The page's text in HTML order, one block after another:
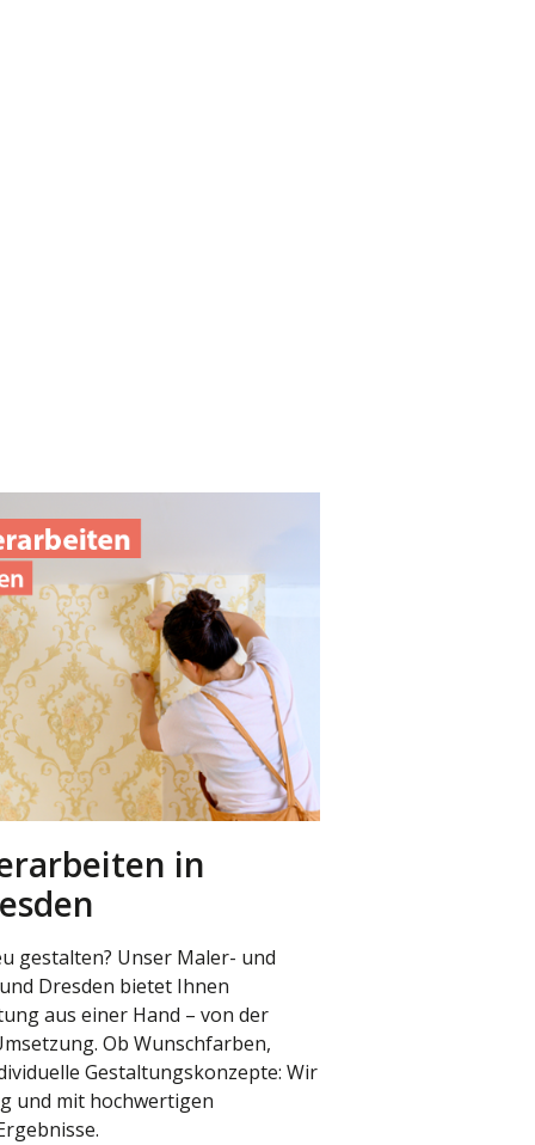
in
gestalten? Unser Maler- und
Dresden bietet Ihnen
aus einer Hand – von der
Ob Wunschfarben,
Gestaltungskonzepte: Wir
und mit hochwertigen